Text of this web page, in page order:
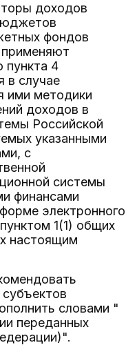
доходов
фондов
пункта 4
в случае
ими методики
доходов в
Российской
указанными
с
системы
финансами
электронного
1(1) общих
настоящим
словами "
переданных